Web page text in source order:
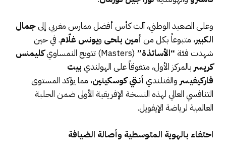
وعلى الصعيد الوطني، آلت كأس أفضل ممارس مغربي إلىجمال
الكبير، متبوعاً بكل من أمين بلحى ويونس غلّام. في حين
شهدت فئة “الأساتذة” (Masters) تتويج النمساوي
كليمنس
كريسر بالمركز الأول، متفوقاً على الهولندي بيت
فاركيفيسر والفنلندي أنتي كوسكينين، مما يؤكد المستوى
التنافسي العالي لهذه النسخة الإفريقية الأولى ضمن الحلبة
العالمية لرياضة الإيفويل.
احتفاء بالهوية المتوسطية وأصالة الضيافة